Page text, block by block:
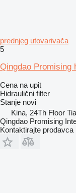
prednjeg utovarivača
5
Qingdao Promising
Cena na upit
Hidraulični filter
Stanje novi
Kina, 24Th Floor
Qingdao Promising
Kontaktirajte prodavca